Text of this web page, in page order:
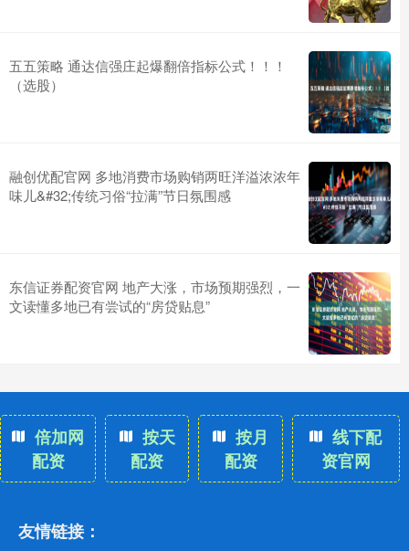
五五策略 通达信强庄起爆翻倍指标公式！！！
（选股）
融创优配官网 多地消费市场购销两旺洋溢浓浓年
味儿&#32;传统习俗“拉满”节日氛围感
东信证券配资官网 地产大涨，市场预期强烈，一
文读懂多地已有尝试的“房贷贴息”
倍加网
配资
按天
配资
按月
配资
线下配
资官网
友情链接：